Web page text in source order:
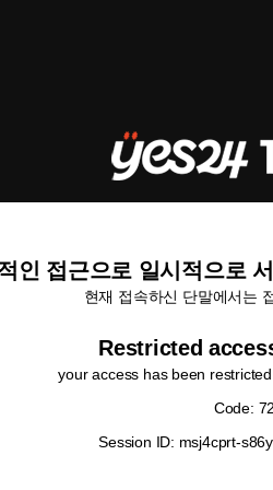
인 접근으로 일시적으로
현재 접속하신 단말에서는
Restricted
your access has been
Code: 72
Session ID: msj4cprt-